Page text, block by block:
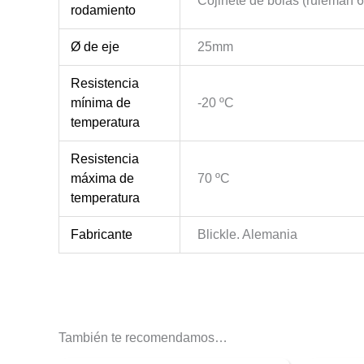
rodamiento
Ø de eje 25mm
Resistencia
mínima de
temperatura
-20 ºC
Resistencia
máxima de
temperatura
70 ºC
Fabricante Blickle. Alemania
También te recomendamos…